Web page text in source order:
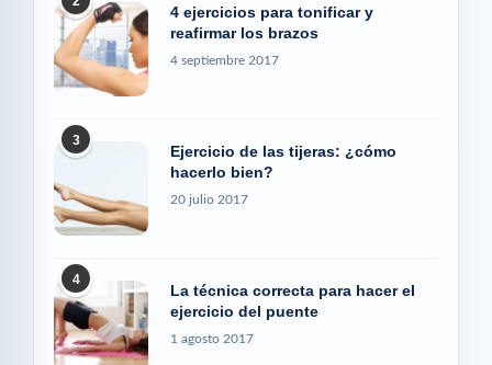
4 ejercicios para tonificar y
reafirmar los brazos
4 septiembre 2017
3
Ejercicio de las tijeras: ¿cómo
hacerlo bien?
20 julio 2017
4
La técnica correcta para hacer el
ejercicio del puente
1 agosto 2017